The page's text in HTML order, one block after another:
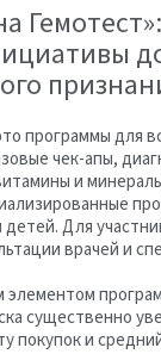
программы для
чек-апы,
и
Для
врачей и
существенно
покупок и